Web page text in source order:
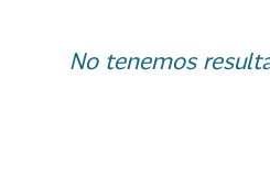
No tenemos